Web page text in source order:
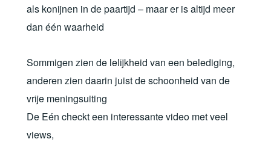
als konijnen in de paartijd – maar er is altijd meer
dan één waarheid
Sommigen zien de lelijkheid van een belediging,
anderen zien daarin juist de schoonheid van de
vrije meningsuiting
De Eén checkt een interessante video met veel
views,